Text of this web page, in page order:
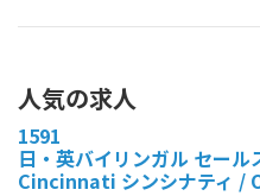
人気の求人
1591
日・英バイリンガル セール
Cincinnati シンシナティ /